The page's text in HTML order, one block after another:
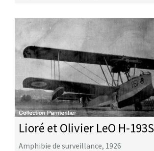
Lioré et Olivier LeO H-193S
Amphibie de surveillance, 1926